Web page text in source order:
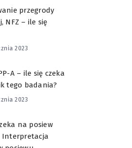
przegrody
NFZ – ile się
2023
A – ile się czeka
tego badania?
2023
na posiew
Interpretacja